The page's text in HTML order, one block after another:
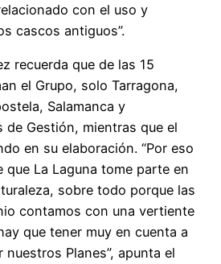
con el uso y
cascos antiguos”.
recuerda que de las 15
el Grupo, solo Tarragona,
Salamanca y
de Gestión, mientras que el
en su elaboración. “Por eso
La Laguna tome parte en
sobre todo porque las
contamos con una vertiente
que tener muy en cuenta a
nuestros Planes”, apunta el